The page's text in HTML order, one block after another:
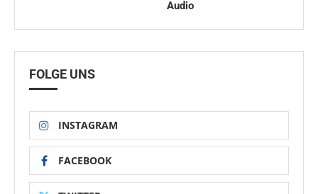
Audio
FOLGE UNS
INSTAGRAM
FACEBOOK